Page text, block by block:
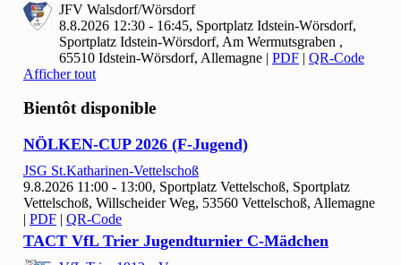
JFV Walsdorf/Wörsdorf
8.8.2026 12:30 - 16:45, Sportplatz Idstein-Wörsdorf,
Sportplatz Idstein-Wörsdorf, Am Wermutsgraben ,
65510 Idstein-Wörsdorf, Allemagne | PDF | QR-Code
Afficher tout
Bientôt disponible
NÖLKEN-CUP 2026 (F-Jugend)
JSG St.Katharinen-Vettelschoß
9.8.2026 11:00 - 13:00, Sportplatz Vettelschoß, Sportplatz
Vettelschoß, Willscheider Weg, 53560 Vettelschoß, Allemagne
| PDF | QR-Code
TACT VfL Trier Jugendturnier C-Mädchen